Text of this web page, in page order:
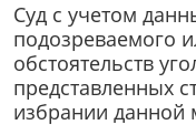
Суд с учетом
подозреваемого
обстоятельств
представленных
избрании